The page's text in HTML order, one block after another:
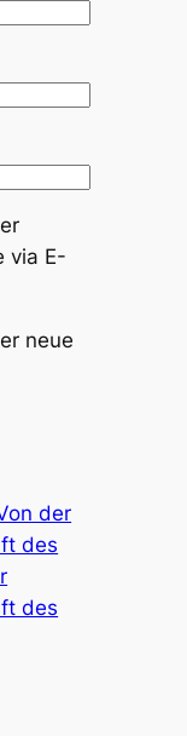
via E-
neue
der
des
des